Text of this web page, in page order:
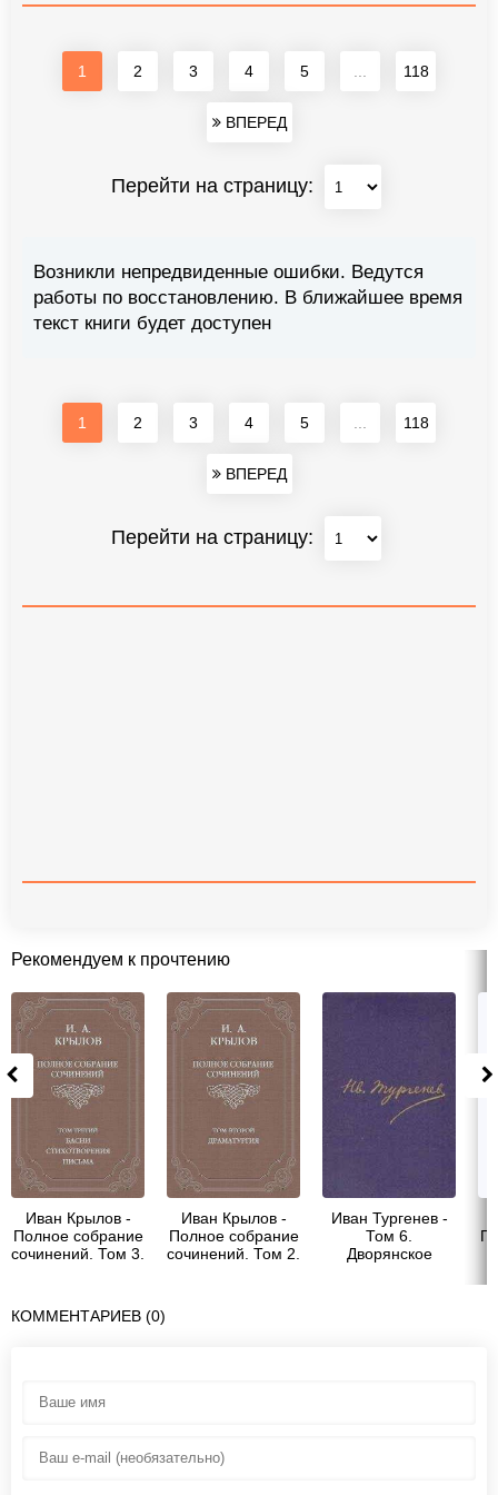
1 2 3 4 5 118
ВПЕРЕД
Перейти на страницу:
Возникли непредвиденные ошибки. Ведутся
работы по восстановлению. В ближайшее время
текст книги будет доступен
1 2 3 4 5 118
ВПЕРЕД
Перейти на страницу:
Рекомендуем к прочтению
Иван Крылов -
Полное собрание
сочинений. Том 3.
письма
Иван Крылов -
Полное собрание
сочинений. Том 2.
Иван Тургенев -
Том 6.
Дворянское
КОММЕНТАРИЕВ (0)